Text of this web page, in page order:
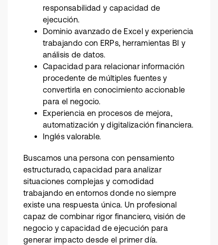
responsabilidad y capacidad de
ejecución.
Dominio avanzado de Excel y experiencia
trabajando con ERPs, herramientas BI y
análisis de datos.
Capacidad para relacionar información
procedente de múltiples fuentes y
convertirla en conocimiento accionable
para el negocio.
Experiencia en procesos de mejora,
automatización y digitalización financiera.
Inglés valorable.
Buscamos una persona con pensamiento
estructurado, capacidad para analizar
situaciones complejas y comodidad
trabajando en entornos donde no siempre
existe una respuesta única. Un profesional
capaz de combinar rigor financiero, visión de
negocio y capacidad de ejecución para
generar impacto desde el primer día.